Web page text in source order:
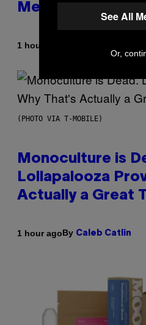
Melody
1 hour ago
(PHOTO VIA T-MOBILE)
Monoculture is
Lollapalooza
Actually a Great
1 hour agoBy Caleb Catlin
See All
Or,